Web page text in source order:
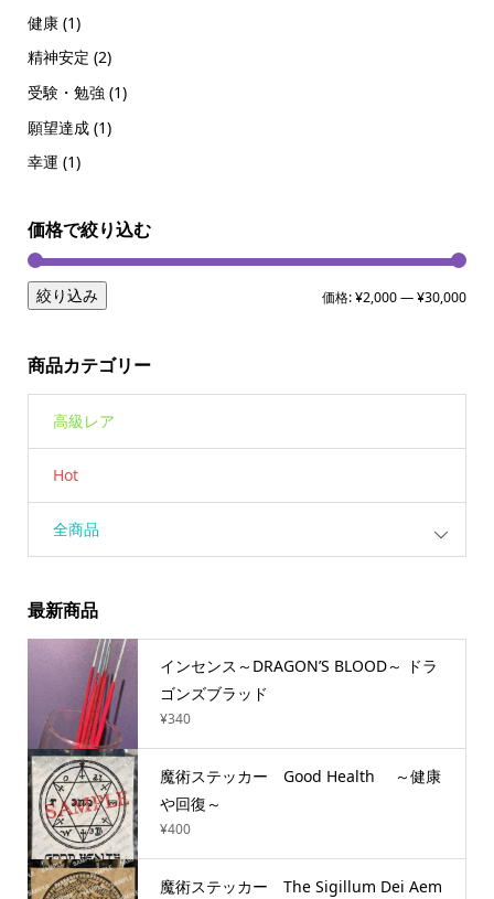
健康 (1)
精神安定 (2)
受験・勉強 (1)
願望達成 (1)
幸運 (1)
価格で絞り込む
絞り込み 価格:¥2,000—¥30,000
商品カテゴリー
高級レア
Hot
全商品
最新商品
インセンス～DRAGON’S BLOOD～ ドラ
ゴンズブラッド
¥340
魔術ステッカー Good Health ～健康
や回復～
¥400
魔術ステッカー The Sigillum Dei Aem